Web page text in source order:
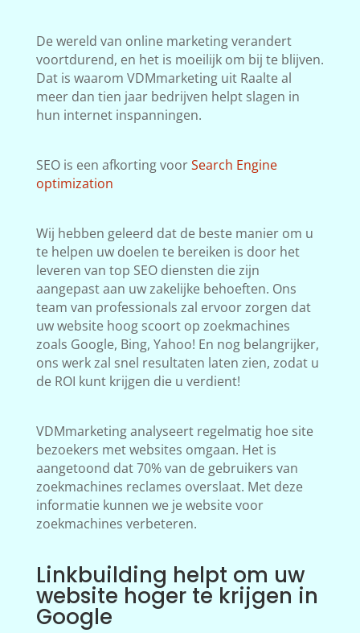
De wereld van online marketing verandert
voortdurend, en het is moeilijk om bij te blijven.
Dat is waarom VDMmarketing uit Raalte al
meer dan tien jaar bedrijven helpt slagen in
hun internet inspanningen.
SEO is een afkorting voorSearch Engine
optimization
Wij hebben geleerd dat de beste manier om u
te helpen uw doelen te bereiken is door het
leveren van top SEO diensten die zijn
aangepast aan uw zakelijke behoeften. Ons
team van professionals zal ervoor zorgen dat
uw website hoog scoort op zoekmachines
zoals Google, Bing, Yahoo! En nog belangrijker,
ons werk zal snel resultaten laten zien, zodat u
de ROI kunt krijgen die u verdient!
VDMmarketing analyseert regelmatig hoe site
bezoekers met websites omgaan. Het is
aangetoond dat 70% van de gebruikers van
zoekmachines reclames overslaat. Met deze
informatie kunnen we je website voor
zoekmachines verbeteren.
Linkbuilding helpt om uw
website hoger te krijgen in
Google